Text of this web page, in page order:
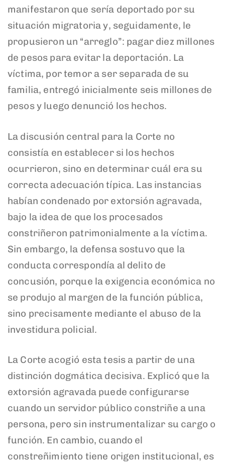
manifestaron que sería deportado por su
situación migratoria y, seguidamente, le
propusieron un “arreglo”: pagar diez millones
de pesos para evitar la deportación. La
víctima, por temor a ser separada de su
familia, entregó inicialmente seis millones de
pesos y luego denunció los hechos.
La discusión central para la Corte no
consistía en establecer si los hechos
ocurrieron, sino en determinar cuál era su
correcta adecuación típica. Las instancias
habían condenado por extorsión agravada,
bajo la idea de que los procesados
constriñeron patrimonialmente a la víctima.
Sin embargo, la defensa sostuvo que la
conducta correspondía al delito de
concusión, porque la exigencia económica no
se produjo al margen de la función pública,
sino precisamente mediante el abuso de la
investidura policial.
La Corte acogió esta tesis a partir de una
distinción dogmática decisiva. Explicó que la
extorsión agravada puede configurarse
cuando un servidor público constriñe a una
persona, pero sin instrumentalizar su cargo o
función. En cambio, cuando el
constreñimiento tiene origen institucional, es